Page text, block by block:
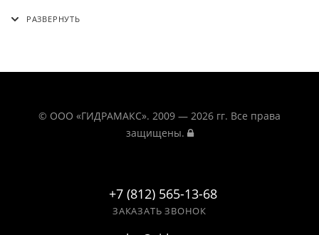
© ООО «ГИДРАМАКС». 2009 — 2026 гг. Все права
защищены.
+7 (812) 565-13-68
ЗАКАЗАТЬ ЗВОНОК